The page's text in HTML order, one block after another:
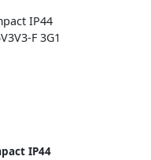
IP44